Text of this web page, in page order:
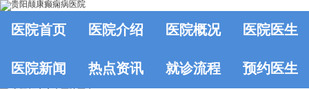
医院首页 医院介绍 医院概况 医院医生
医院新闻 热点资讯 就诊流程 预约医生